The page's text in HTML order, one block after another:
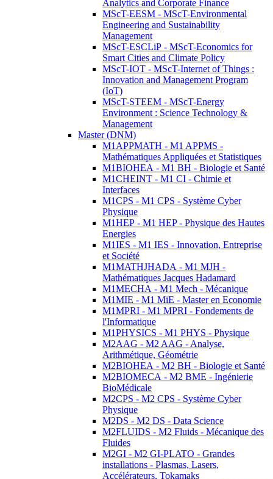
Analytics and Corporate Finance
MScT-EESM - MScT-Environmental
Engineering and Sustainability
Management
MScT-ESCLiP - MScT-Economics for
Smart Cities and Climate Policy
MScT-IOT - MScT-Internet of Things :
Innovation and Management Program
(IoT)
MScT-STEEM - MScT-Energy
Environment : Science Technology &
Management
Master (DNM)
M1APPMATH - M1 APPMS -
Mathématiques Appliquées et Statistiques
M1BIOHEA - M1 BH - Biologie et Santé
M1CHEINT - M1 CI - Chimie et
Interfaces
M1CPS - M1 CPS - Système Cyber
Physique
M1HEP - M1 HEP - Physique des Hautes
Energies
M1IES - M1 IES - Innovation, Entreprise
et Société
M1MATHJHADA - M1 MJH -
Mathématiques Jacques Hadamard
M1MECHA - M1 Mech - Mécanique
M1MIE - M1 MiE - Master en Economie
M1MPRI - M1 MPRI - Fondements de
l'Informatique
M1PHYSICS - M1 PHYS - Physique
M2AAG - M2 AAG - Analyse,
Arithmétique, Géométrie
M2BIOHEA - M2 BH - Biologie et Santé
M2BIOMECA - M2 BME - Ingénierie
BioMédicale
M2CPS - M2 CPS - Système Cyber
Physique
M2DS - M2 DS - Data Science
M2FLUIDS - M2 Fluids - Mécanique des
Fluides
M2GI - M2 GI-PLATO - Grandes
installations - Plasmas, Lasers,
Accélérateurs, Tokamaks